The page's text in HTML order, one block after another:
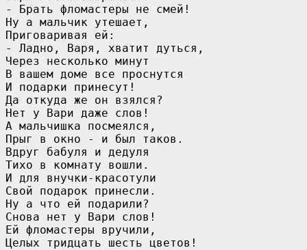
- Брать фломастеры не смей!
Ну а мальчик утешает,
Приговаривая ей:
- Ладно, Варя, хватит дуться,
Через несколько минут
В вашем доме все проснутся
И подарки принесут!
Да откуда же он взялся?
Нет у Вари даже слов!
А мальчишка посмеялся,
Прыг в окно - и был таков.
Вдруг бабуля и дедуля
Тихо в комнату вошли.
И для внучки-красотули
Свой подарок принесли.
Ну а что ей подарили?
Снова нет у Вари слов!
Ей фломастеры вручили,
Целых тридцать шесть цветов!